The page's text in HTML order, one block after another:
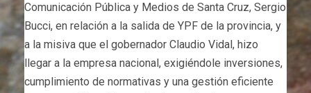
Comunicación Pública y Medios de Santa Cruz, Sergio
Bucci, en relación a la salida de YPF de la provincia, y
a la misiva que el gobernador Claudio Vidal, hizo
llegar a la empresa nacional, exigiéndole inversiones,
cumplimiento de normativas y una gestión eficiente